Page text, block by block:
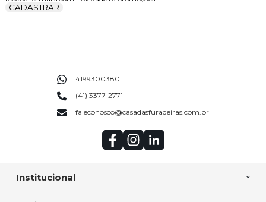
CADASTRAR
Institucional
4199300380
(41) 3377-2771
faleconosco@casadasfuradeiras.com.br